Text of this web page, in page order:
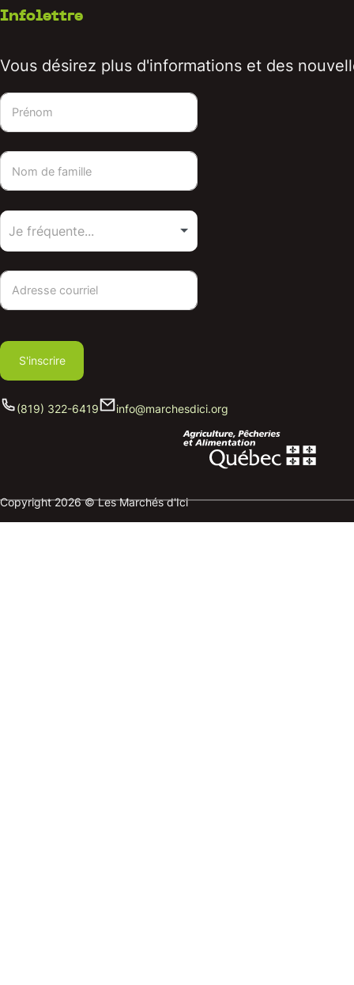
Infolettre
Vous désirez plus d'informations et des
S'inscrire
(819) 322-6419 info@marchesdici.org
Copyright 2026 © Les Marchés d'Ici